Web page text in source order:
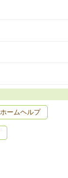
ホームヘルプ